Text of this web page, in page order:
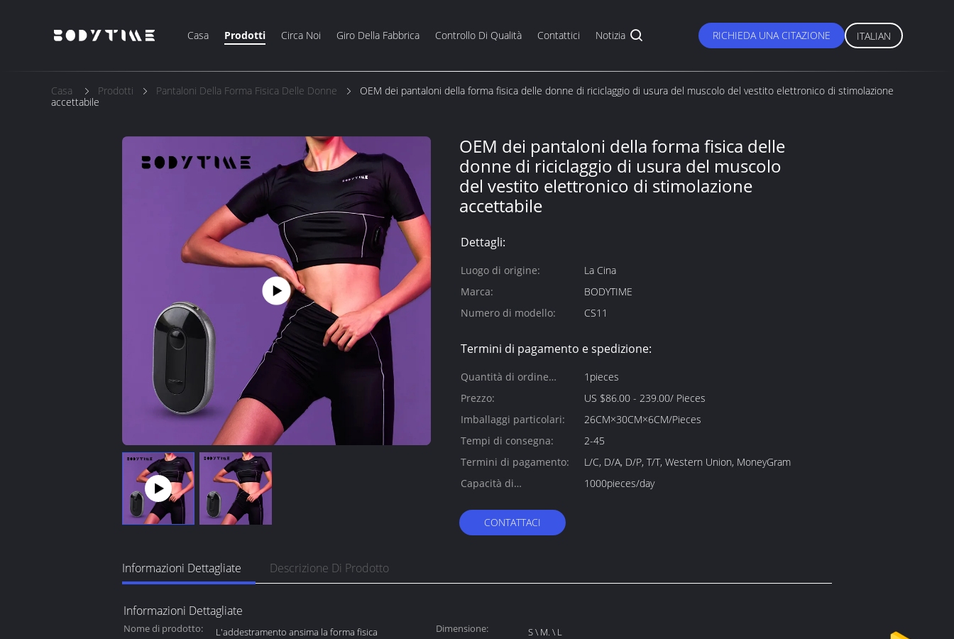
Casa Prodotti Circa Noi Giro Della Fabbrica Controllo Di Qualità Contattici Notizia RICHIEDA UNA CITAZIONE ITALIAN
Casa Prodotti Pantaloni Della Forma Fisica Delle Donne
OEM dei pantaloni della forma fisica delle donne di riciclaggio di usura del muscolo del vestito elettronico di stimolazione
accettabile
OEM dei pantaloni della forma fisica delle
donne di riciclaggio di usura del muscolo
del vestito elettronico di stimolazione
accettabile
Dettagli:
Luogo di origine:
La Cina
Marca:
BODYTIME
Numero di modello:
CS11
Termini di pagamento e spedizione:
Quantità di ordine
minimo:
1pieces
Prezzo:
US $86.00 - 239.00/ Pieces
Imballaggi particolari:
26CM×30CM×6CM/Pieces
Tempi di consegna:
2-45
Termini di pagamento:
L/C, D/A, D/P, T/T, Western Union, MoneyGram
Capacità di
1000pieces/day
CONTATTACI
Informazioni Dettagliate Descrizione Di Prodotto
Informazioni Dettagliate
Nome di prodotto:
L'addestramento ansima la forma fisica
Dimensione: S \ M. \ L